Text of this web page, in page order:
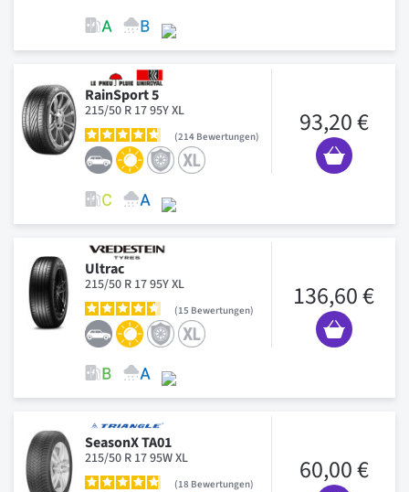
RainSport 5
215/50 R 17 95Y XL
214 Bewertungen 93,20 €
Ultrac
215/50 R 17 95Y XL
15 Bewertungen 136,60 €
SeasonX TA01
215/50 R 17 95W XL
18 Bewertungen 60,00 €